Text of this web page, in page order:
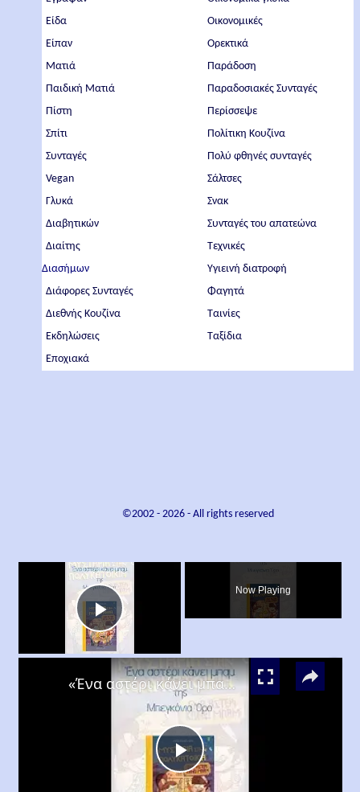
Είδα
Είπαν
Ματιά
Παιδική Ματιά
Πίστη
Σπίτι
Συνταγές
Vegan
Γλυκά
Διαβητικών
Διαίτης
Διασήμων
Διάφορες Συνταγές
Διεθνής Κουζίνα
Εκδηλώσεις
Εποχιακά
Οικονομικές
Ορεκτικά
Παράδοση
Παραδοσιακές Συνταγές
Περίσσεψε
Πολίτικη Κουζίνα
Πολύ φθηνές συνταγές
Σάλτσες
Σνακ
Συνταγές του απατεώνα
Τεχνικές
Υγιεινή διατροφή
Φαγητά
Ταινίες
Ταξίδια
©2002 - 2026- All rights reserved
Play
Video
Now Playing
Play
«Ένα αστέρι κάνει μπαμ», Μπεγκόνια Όρο